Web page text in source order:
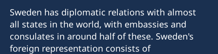
Sweden has diplomatic relations with almost
all states in the world, with embassies and
consulates in around half of these. Sweden's
foreign representation consists of